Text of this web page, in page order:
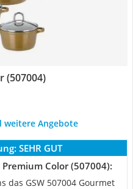
(507004)
weitere Angebote
SEHR GUT
Color (507004):
das GSW 507004 Gourmet